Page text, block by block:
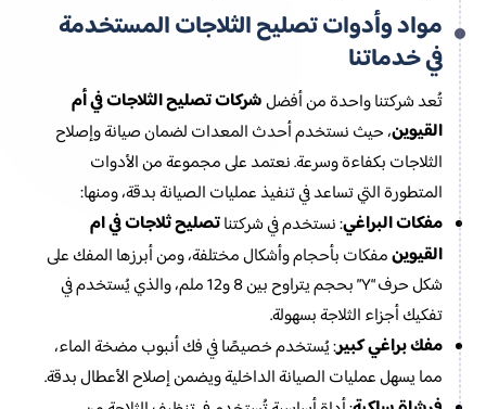
مواد وأدوات تصليح الثلاجات المستخدمة
في خدماتنا
تُعد شركتنا واحدة من أفضلشركات تصليح الثلاجات في أم
القيوين، حيث نستخدم أحدث المعدات لضمان صيانة وإصلاح
الثلاجات بكفاءة وسرعة. نعتمد على مجموعة من الأدوات
المتطورة التي تساعد في تنفيذ عمليات الصيانة بدقة، ومنها:
مفكات البراغي: نستخدم في شركتناتصليح ثلاجات في ام
القيوينمفكات بأحجام وأشكال مختلفة، ومن أبرزها المفك على
شكل حرف “Y” بحجم يتراوح بين 8 و12 ملم، والذي يُستخدم في
تفكيك أجزاء الثلاجة بسهولة.
مفك براغي كبير: يُستخدم خصيصًا في فك أنبوب مضخة الماء،
مما يسهل عمليات الصيانة الداخلية ويضمن إصلاح الأعطال بدقة.